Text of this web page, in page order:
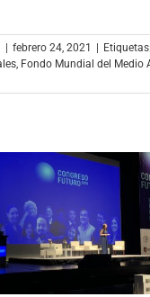
febrero 24, 2021 Etiquetas:
, Fondo Mundial del Medio